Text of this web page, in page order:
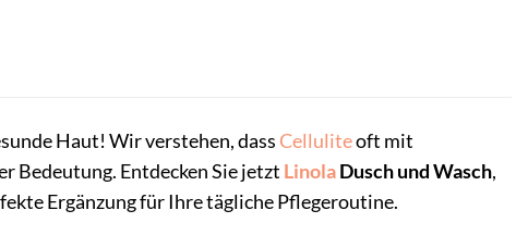
Haut! Wir verstehen, dassCelluliteoft mit
Bedeutung. Entdecken Sie jetzt LinolaDusch und Wasch,
Ergänzung für Ihre tägliche Pflegeroutine.